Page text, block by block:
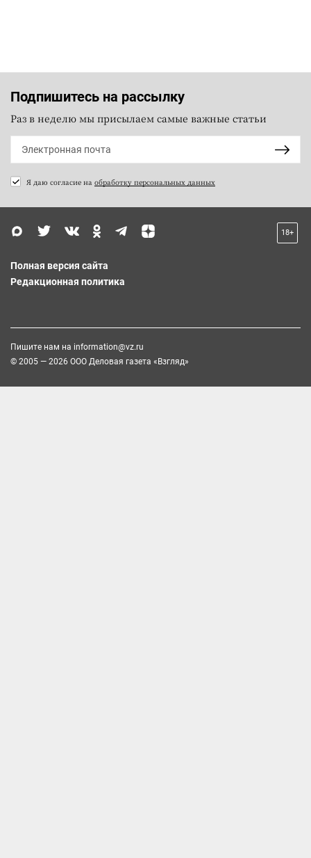
Подпишитесь на рассылку
Раз в неделю мы присылаем самые важные статьи
Я даю согласие на обработку персональных данных
18+
Полная версия сайта
Редакционная политика
Пишите нам на information@vz.ru
© 2005 — 2026 ООО Деловая газета «Взгляд»